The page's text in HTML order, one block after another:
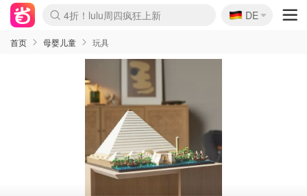
Boticinal 夏促开抢！
4折！lulu周四疯狂上新
还没结束！&OtherStories大促
Joybuy变相75折 随时失效
速领！Stanley独家85折
疑似霸哥！Camper额外叠85折
Zalando 奥莱闪促！每日更新
Moncler反季囤！5折起+叠9折
Coach Brooklyn仅€192
🇩🇪
DE
首页 母婴儿童 玩具